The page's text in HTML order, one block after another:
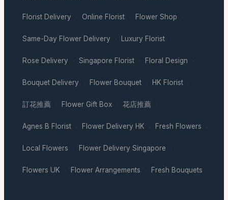
Florist Delivery · Online Florist · Flower Shop ·
Same-Day Flower Delivery · Luxury Florist ·
Rose Delivery · Singapore Florist · Floral Design ·
Bouquet Delivery · Flower Bouquet · HK Florist ·
訂花推薦 · Flower Gift Box · 花店推薦 ·
Agnes B Florist · Flower Delivery HK · Fresh Flowers ·
Local Flowers · Flower Delivery Singapore ·
Flowers UK · Flower Arrangements · Fresh Bouquets